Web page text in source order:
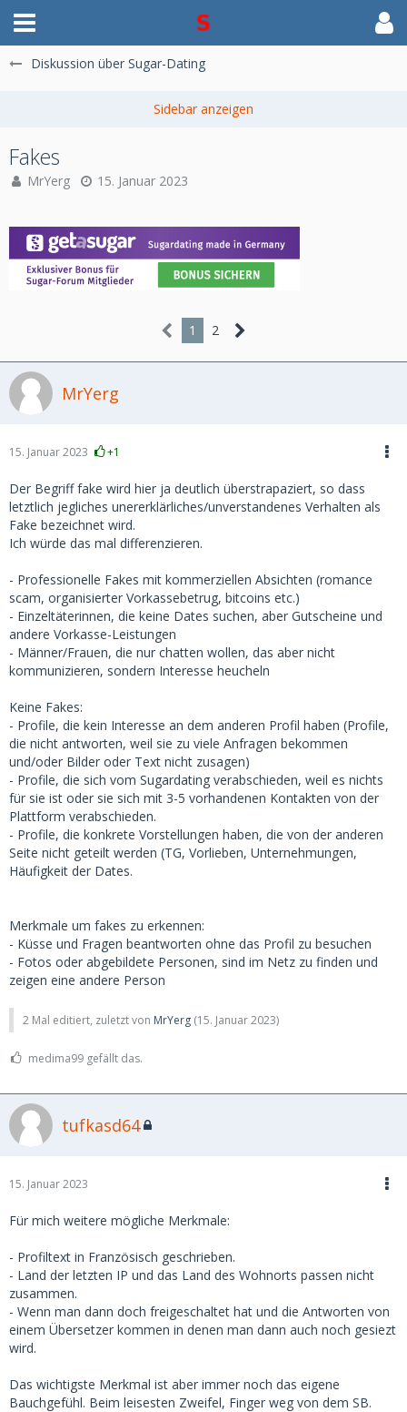
Diskussion über Sugar-Dating
Fakes
MrYerg 15. Januar 2023
1 2
MrYerg
15. Januar 2023 +1
Der Begriff fake wird hier ja deutlich überstrapaziert, so dass
letztlich jegliches unererklärliches/unverstandenes Verhalten als
Fake bezeichnet wird.
Ich würde das mal differenzieren.
- Professionelle Fakes mit kommerziellen Absichten (romance
scam, organisierter Vorkassebetrug, bitcoins etc.)
- Einzeltäterinnen, die keine Dates suchen, aber Gutscheine und
andere Vorkasse-Leistungen
- Männer/Frauen, die nur chatten wollen, das aber nicht
kommunizieren, sondern Interesse heucheln
Keine Fakes:
- Profile, die kein Interesse an dem anderen Profil haben (Profile,
die nicht antworten, weil sie zu viele Anfragen bekommen
und/oder Bilder oder Text nicht zusagen)
- Profile, die sich vom Sugardating verabschieden, weil es nichts
für sie ist oder sie sich mit 3-5 vorhandenen Kontakten von der
Plattform verabschieden.
- Profile, die konkrete Vorstellungen haben, die von der anderen
Seite nicht geteilt werden (TG, Vorlieben, Unternehmungen,
Häufigkeit der Dates.
Merkmale um fakes zu erkennen:
- Küsse und Fragen beantworten ohne das Profil zu besuchen
- Fotos oder abgebildete Personen, sind im Netz zu finden und
zeigen eine andere Person
2 Mal editiert, zuletzt von MrYerg (15. Januar 2023)
medima99 gefällt das.
tufkasd64
15. Januar 2023
Für mich weitere mögliche Merkmale:
- Profiltext in Französisch geschrieben.
- Land der letzten IP und das Land des Wohnorts passen nicht
zusammen.
- Wenn man dann doch freigeschaltet hat und die Antworten von
einem Übersetzer kommen in denen man dann auch noch gesiezt
wird.
Das wichtigste Merkmal ist aber immer noch das eigene
Bauchgefühl. Beim leisesten Zweifel, Finger weg von dem SB.